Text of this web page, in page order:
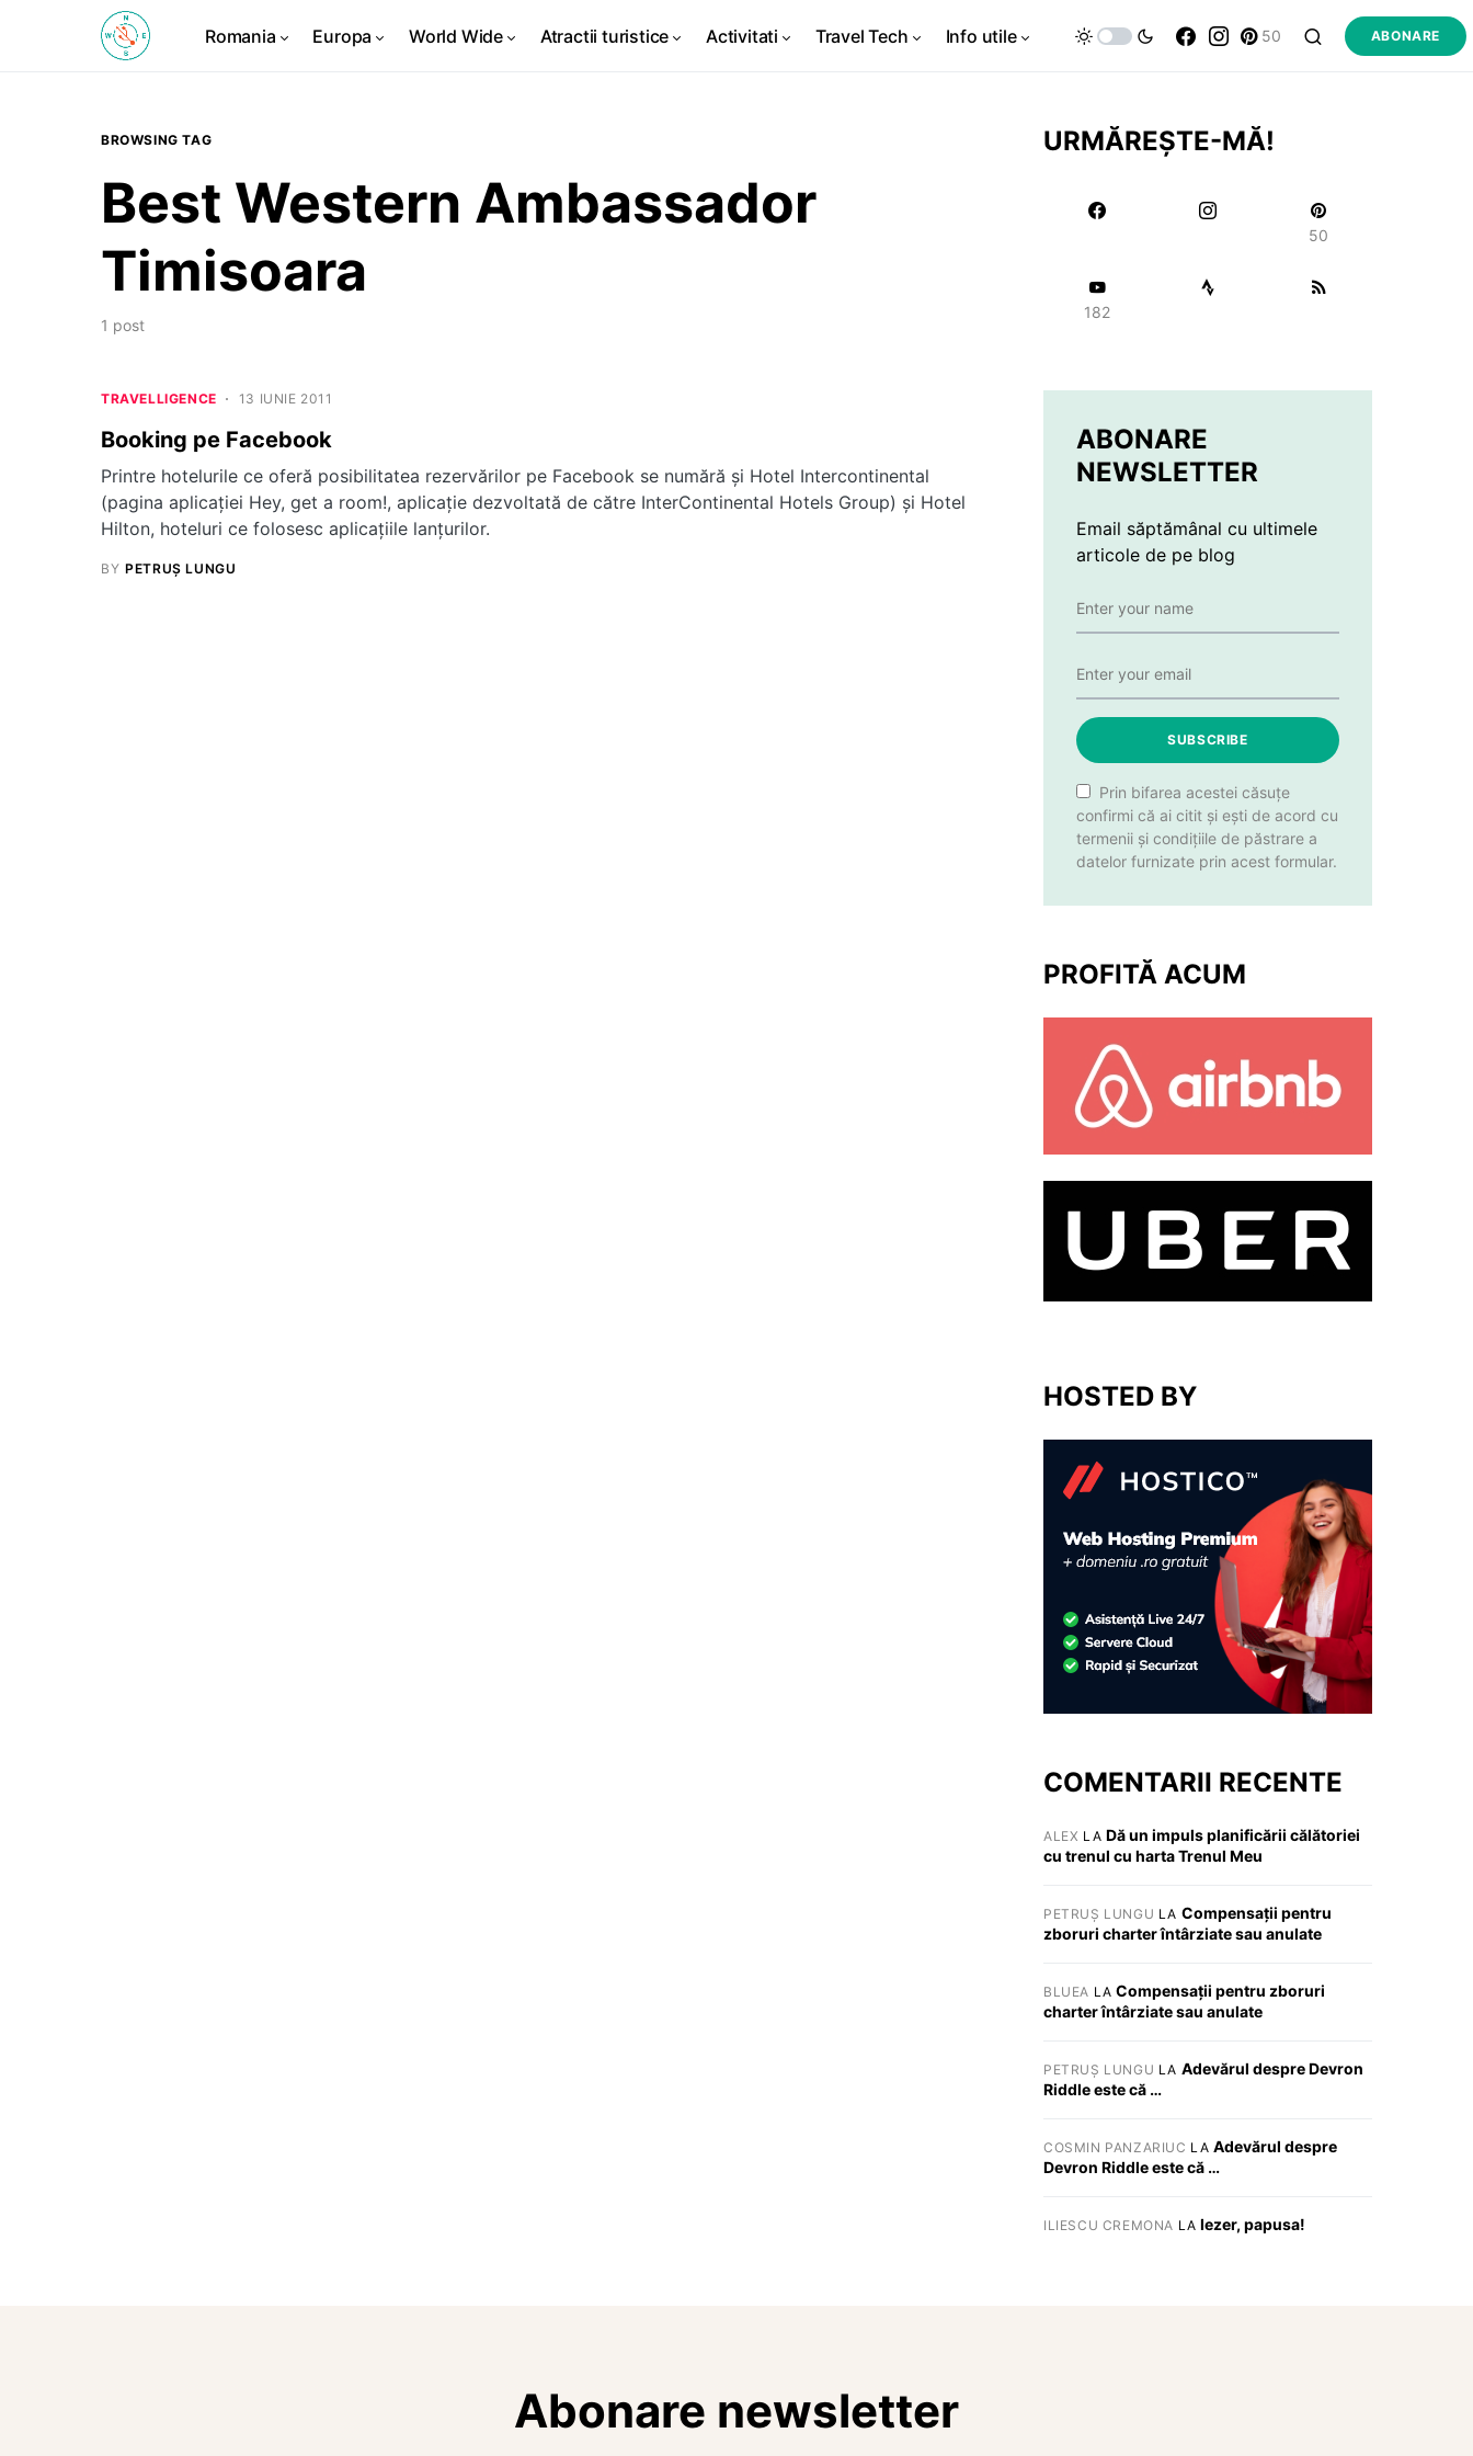
Romania Europa World Wide Atractii turistice Activitati Travel Tech Info utile 50 ABONARE
BROWSING TAG
Best Western Ambassador
Timisoara
1 post
TRAVELLIGENCE 13 IUNIE 2011
Booking pe Facebook
Printre hotelurile ce oferă posibilitatea rezervărilor pe Facebook se numără și Hotel Intercontinental
(pagina aplicației Hey, get a room!, aplicație dezvoltată de către InterContinental Hotels Group) și Hotel
Hilton, hoteluri ce folosesc aplicațiile lanțurilor.
BY PETRUȘ LUNGU
URMĂREȘTE-MĂ!
50
182
ABONARE
NEWSLETTER
Email săptămânal cu ultimele
articole de pe blog
SUBSCRIBE
Prin bifarea acestei căsuțe
confirmi că ai citit și ești de acord cu
termenii și condițiile de păstrare a
datelor furnizate prin acest formular.
PROFITĂ ACUM
HOSTED BY
COMENTARII RECENTE
ALEX LA Dă un impuls planificării călătoriei
cu trenul cu harta Trenul Meu
PETRUȘ LUNGU LA Compensații pentru
zboruri charter întârziate sau anulate
BLUEA LACompensații pentru zboruri
charter întârziate sau anulate
PETRUȘ LUNGU LA Adevărul despre Devron
Riddle este că …
COSMIN PANZARIUC LA Adevărul despre
Devron Riddle este că …
ILIESCU CREMONA LA Iezer, papusa!
Abonare newsletter